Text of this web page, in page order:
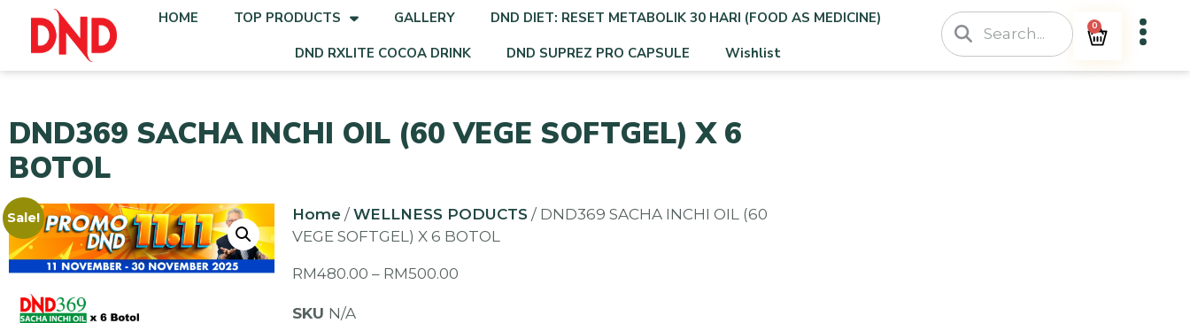
HOME TOP PRODUCTS GALLERY
DND DIET: RESET METABOLIK 30 HARI (FOOD AS MEDICINE)
DND RXLITE COCOA DRINK
DND SUPREZ PRO CAPSULE Wishlist
0
DND369 SACHA INCHI OIL (60 VEGE SOFTGEL) X 6
BOTOL
Sale! Home /WELLNESS PODUCTS / DND369 SACHA INCHI OIL (60
VEGE SOFTGEL) X 6 BOTOL
RM480.00 – RM500.00
SKU N/A